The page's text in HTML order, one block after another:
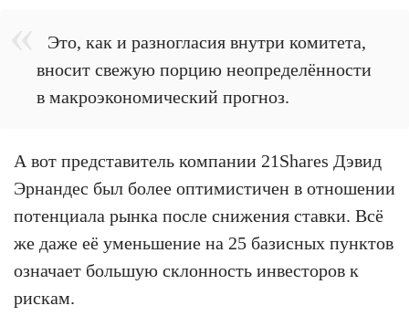
Это, как и разногласия внутри комитета,
вносит свежую порцию неопределённости
в макроэкономический прогноз.
А вот представитель компании 21Shares Дэвид
Эрнандес был более оптимистичен в отношении
потенциала рынка после снижения ставки. Всё
же даже её уменьшение на 25 базисных пунктов
означает большую склонность инвесторов к
рискам.